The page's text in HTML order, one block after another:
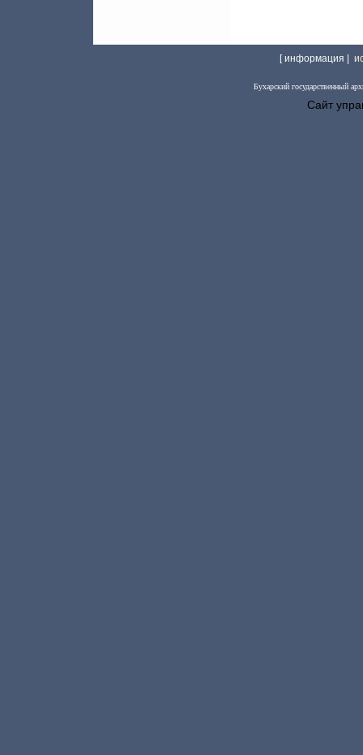
[ информация |
Бухарский государственный
Сайт